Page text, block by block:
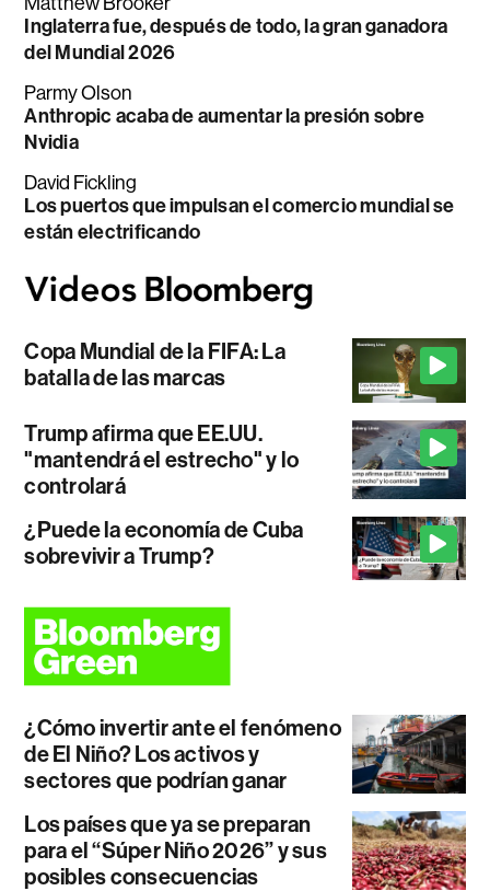
Inglaterra fue, después de todo, la gran ganadora
del Mundial 2026
Parmy Olson
Anthropic acaba de aumentar la presión sobre
Nvidia
David Fickling
Los puertos que impulsan el comercio mundial se
están electrificando
Copa Mundial de la FIFA: La
batalla de las marcas
Trump afirma que EE.UU.
"mantendrá el estrecho" y lo
controlará
¿Puede la economía de Cuba
sobrevivir a Trump?
¿Cómo invertir ante el fenómeno
de El Niño? Los activos y
sectores que podrían ganar
Los países que ya se preparan
para el “Súper Niño 2026” y sus
posibles consecuencias